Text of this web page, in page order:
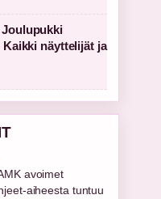
Kaikki näyttelijät ja
liittyen Samsung
vaiheelta